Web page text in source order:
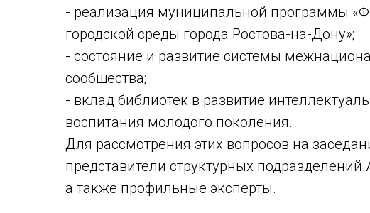
- реализация муниципальной программы
городской среды города Ростова-на-Дону»;
- состояние и развитие системы
сообщества;
- вклад библиотек в развитие
воспитания молодого поколения.
Для рассмотрения этих вопросов на
представители структурных
а также профильные эксперты.